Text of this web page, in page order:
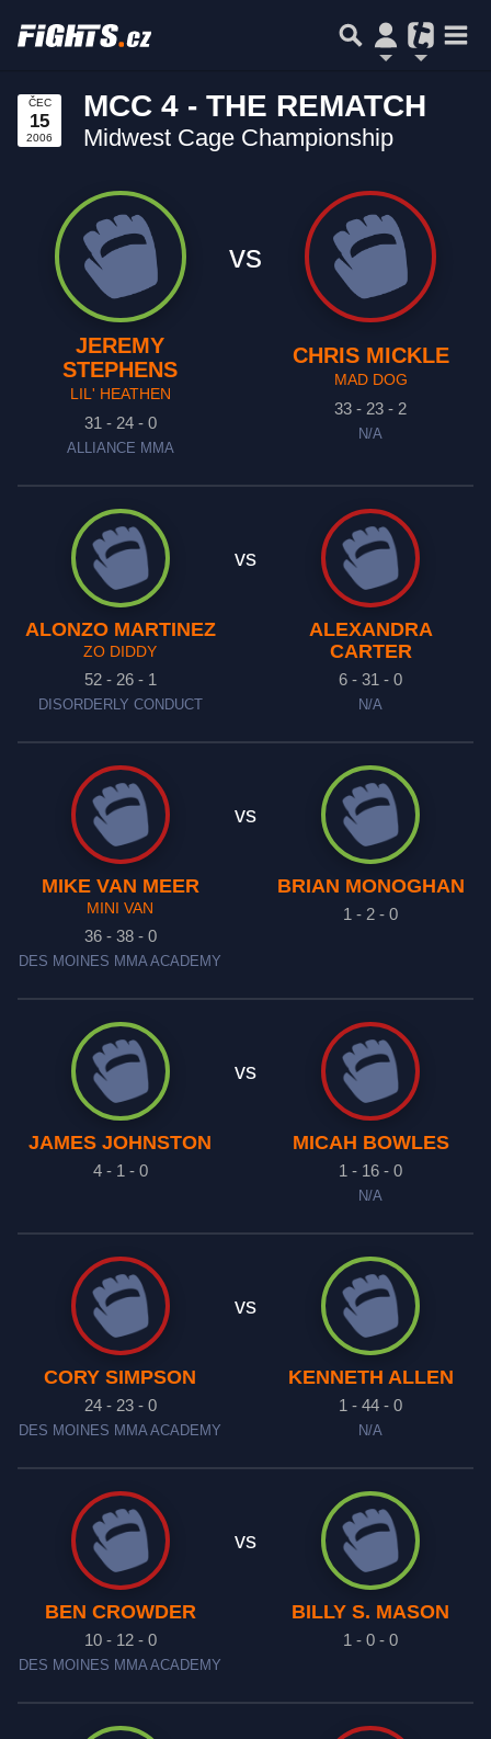
ČEC
15
2006
MCC 4 - THE REMATCH
Midwest Cage Championship
JEREMY
STEPHENS
LIL' HEATHEN
31 - 24 - 0
ALLIANCE MMA
vs
CHRIS MICKLE
MAD DOG
33 - 23 - 2
N/A
ALONZO MARTINEZ
ZO DIDDY
52 - 26 - 1
DISORDERLY CONDUCT
vs
ALEXANDRA
CARTER
6 - 31 - 0
N/A
MIKE VAN MEER
MINI VAN
36 - 38 - 0
DES MOINES MMA ACADEMY
vs
BRIAN MONOGHAN
1 - 2 - 0
JAMES JOHNSTON
4 - 1 - 0
vs
MICAH BOWLES
1 - 16 - 0
N/A
CORY SIMPSON
24 - 23 - 0
DES MOINES MMA ACADEMY
vs
KENNETH ALLEN
1 - 44 - 0
N/A
BEN CROWDER
10 - 12 - 0
DES MOINES MMA ACADEMY
vs
BILLY S. MASON
1 - 0 - 0